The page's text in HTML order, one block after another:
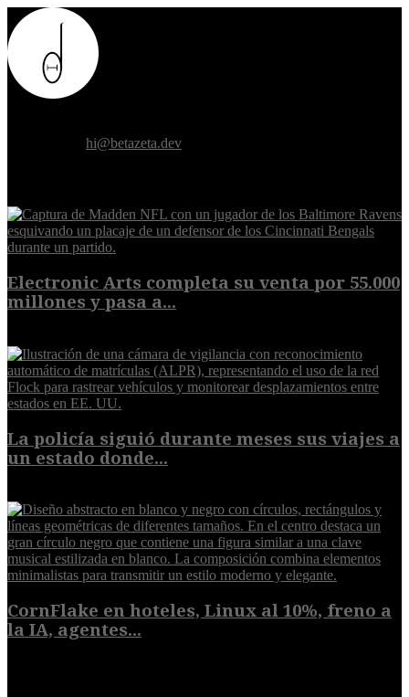
hi@betazeta.dev
Electronic Arts completa su venta por 55.000
millones y pasa a...
La policía siguió durante meses sus viajes a
un estado donde...
CornFlake en hoteles, Linux al 10%, freno a
la IA, agentes...